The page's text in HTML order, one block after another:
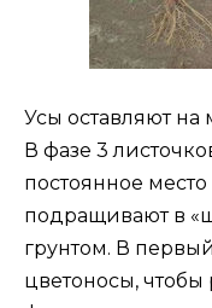
Усы оставляют на
В фазе 3
постоянное
подращивают в
грунтом. В
цветоносы, чтобы